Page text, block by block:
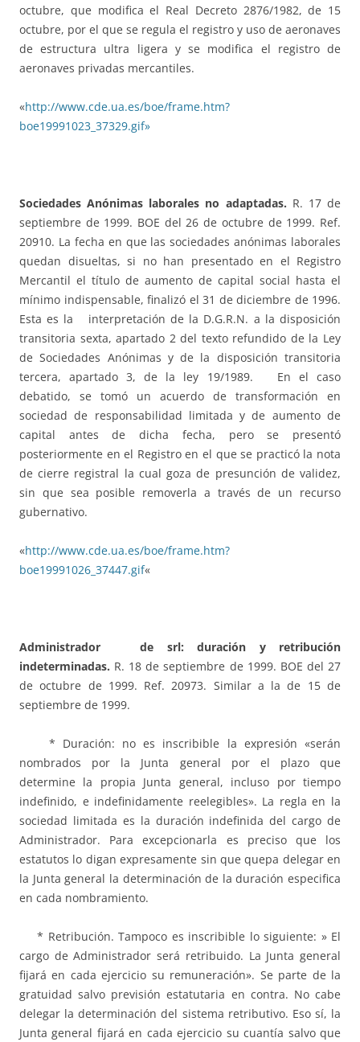
octubre, que modifica el Real Decreto 2876/1982, de 15
octubre, por el que se regula el registro y uso de aeronaves
de estructura ultra ligera y se modifica el registro de
aeronaves privadas mercantiles.
«http://www.cde.ua.es/boe/frame.htm?
boe19991023_37329.gif»
Sociedades Anónimas laborales no adaptadas. R. 17 de
septiembre de 1999. BOE del 26 de octubre de 1999. Ref.
20910. La fecha en que las sociedades anónimas laborales
quedan disueltas, si no han presentado en el Registro
Mercantil el título de aumento de capital social hasta el
mínimo indispensable, finalizó el 31 de diciembre de 1996.
Esta es la interpretación de la D.G.R.N. a la disposición
transitoria sexta, apartado 2 del texto refundido de la Ley
de Sociedades Anónimas y de la disposición transitoria
tercera, apartado 3, de la ley 19/1989. En el caso
debatido, se tomó un acuerdo de transformación en
sociedad de responsabilidad limitada y de aumento de
capital antes de dicha fecha, pero se presentó
posteriormente en el Registro en el que se practicó la nota
de cierre registral la cual goza de presunción de validez,
sin que sea posible removerla a través de un recurso
gubernativo.
«http://www.cde.ua.es/boe/frame.htm?
boe19991026_37447.gif«
Administrador de srl: duración y retribución
indeterminadas. R. 18 de septiembre de 1999. BOE del 27
de octubre de 1999. Ref. 20973. Similar a la de 15 de
septiembre de 1999.
* Duración: no es inscribible la expresión «serán
nombrados por la Junta general por el plazo que
determine la propia Junta general, incluso por tiempo
indefinido, e indefinidamente reelegibles». La regla en la
sociedad limitada es la duración indefinida del cargo de
Administrador. Para excepcionarla es preciso que los
estatutos lo digan expresamente sin que quepa delegar en
la Junta general la determinación de la duración especifica
en cada nombramiento.
* Retribución. Tampoco es inscribible lo siguiente: » El
cargo de Administrador será retribuido. La Junta general
fijará en cada ejercicio su remuneración». Se parte de la
gratuidad salvo previsión estatutaria en contra. No cabe
delegar la determinación del sistema retributivo. Eso sí, la
Junta general fijará en cada ejercicio su cuantía salvo que